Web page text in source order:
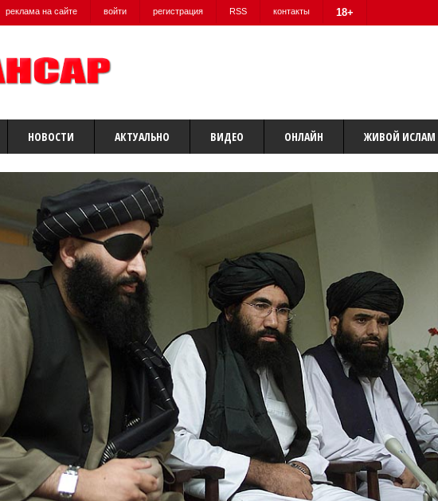
реклама на сайте войти регистрация RSS контакты 18+
НОВОСТИ АКТУАЛЬНО ВИДЕО ОНЛАЙН ЖИВОЙ ИСЛАМ